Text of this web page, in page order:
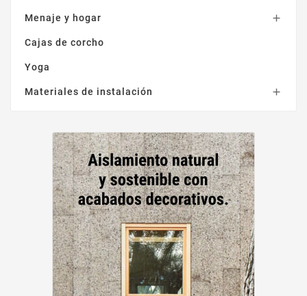
Menaje y hogar 
Cajas de corcho
Yoga
Materiales de instalación 